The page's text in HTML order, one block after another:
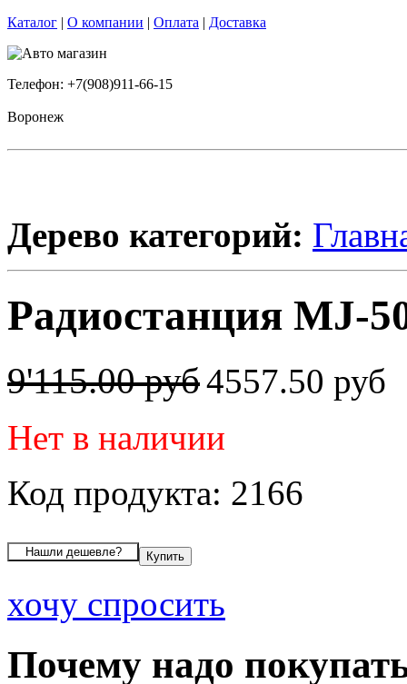
Каталог | О компании | Оплата | Доставка
Телефон: +7(908)911-66-15
Воронеж
Дерево категорий:
Радиостанция MJ-
9'115.00 руб4557.50 руб
Нет в наличии
Код продукта: 2166
хочу спросить
Почему надо